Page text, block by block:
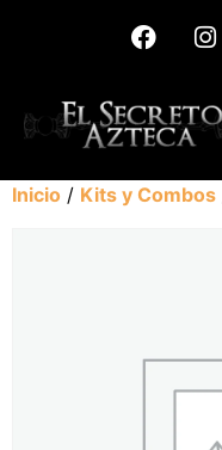
Inicio / Kits y Combos